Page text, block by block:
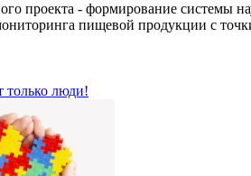
проекта - формирование системы
пищевой продукции с
только люди!